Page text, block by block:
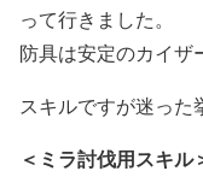
って行きました。
防具は安定のカイザ
スキルですが迷った
＜ミラ討伐用スキル